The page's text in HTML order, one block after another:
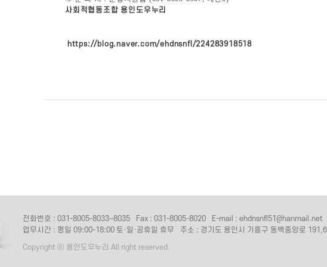
사회적협동조합 용인도우누리
https://blog.naver.com/ehdnsnfl/224283918518
전화번호 : 031-8005-8033~8035 Fax : 031-8005-8020
E-mail : ehdnsnfl51@hanmail.net
업무시간 : 평일 09:00-18:00 토·일·공휴일 휴무
주소 : 경기도 용인시 기흥구 동백중앙로
Copyright ⓒ 용인도우누리 All right reserved.